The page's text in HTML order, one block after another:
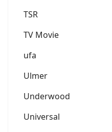
TSR
TV Movie
ufa
Ulmer
Underwood
Universal